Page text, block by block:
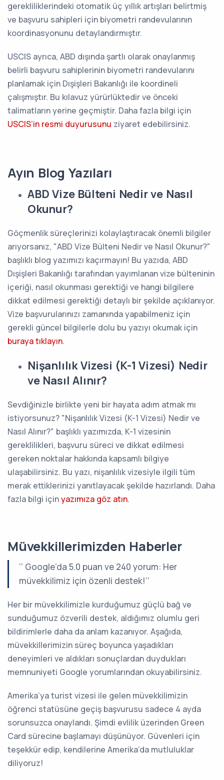
gerekliliklerindeki otomatik üç yıllık artışları belirtmiş
ve başvuru sahipleri için biyometri randevularının
koordinasyonunu detaylandırmıştır.
USCIS ayrıca, ABD dışında şartlı olarak onaylanmış
belirli başvuru sahiplerinin biyometri randevularını
planlamak için Dışişleri Bakanlığı ile koordineli
çalışmıştır. Bu kılavuz yürürlüktedir ve önceki
talimatların yerine geçmiştir. Daha fazla bilgi için
USCIS’in resmi duyurusunu ziyaret edebilirsiniz.
Ayın Blog Yazıları
ABD Vize Bülteni Nedir ve Nasıl
Okunur?
Göçmenlik süreçlerinizi kolaylaştıracak önemli bilgiler
arıyorsanız, "ABD Vize Bülteni Nedir ve Nasıl Okunur?"
başlıklı blog yazımızı kaçırmayın! Bu yazıda, ABD
Dışişleri Bakanlığı tarafından yayımlanan vize bülteninin
içeriği, nasıl okunması gerektiği ve hangi bilgilere
dikkat edilmesi gerektiği detaylı bir şekilde açıklanıyor.
Vize başvurularınızı zamanında yapabilmeniz için
gerekli güncel bilgilerle dolu bu yazıyı okumak için
buraya tıklayın.
Nişanlılık Vizesi (K-1 Vizesi) Nedir
ve Nasıl Alınır?
Sevdiğinizle birlikte yeni bir hayata adım atmak mı
istiyorsunuz? "Nişanlılık Vizesi (K-1 Vizesi) Nedir ve
Nasıl Alınır?" başlıklı yazımızda, K-1 vizesinin
gereklilikleri, başvuru süreci ve dikkat edilmesi
gereken noktalar hakkında kapsamlı bilgiye
ulaşabilirsiniz. Bu yazı, nişanlılık vizesiyle ilgili tüm
merak ettiklerinizi yanıtlayacak şekilde hazırlandı. Daha
fazla bilgi içinyazımıza göz atın.
Müvekkillerimizden Haberler
‘’ Google’da 5.0 puan ve 240 yorum: Her
müvekkilimiz için özenli destek!’’
Her bir müvekkilimizle kurduğumuz güçlü bağ ve
sunduğumuz özverili destek, aldığımız olumlu geri
bildirimlerle daha da anlam kazanıyor. Aşağıda,
müvekkillerimizin süreç boyunca yaşadıkları
deneyimleri ve aldıkları sonuçlardan duydukları
memnuniyeti Google yorumlarından okuyabilirsiniz.
Amerika’ya turist vizesi ile gelen müvekkilimizin
öğrenci statüsüne geçiş başvurusu sadece 4 ayda
sorunsuzca onaylandı. Şimdi evlilik üzerinden Green
Card sürecine başlamayı düşünüyor. Güvenleri için
teşekkür edip, kendilerine Amerika’da mutluluklar
diliyoruz!